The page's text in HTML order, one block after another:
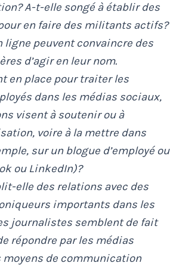
A-t-elle songé à établir des
en faire des militants actifs?
ligne peuvent convaincre des
d’agir en leur nom.
en place pour traiter les
dans les médias sociaux,
visent à soutenir ou à
voire à la mettre dans
sur un blogue d’employé ou
ou LinkedIn)?
elle des relations avec des
importants dans les
journalistes semblent de fait
répondre par les médias
moyens de communication